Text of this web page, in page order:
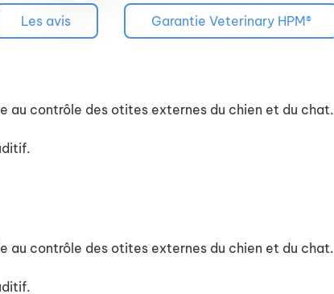
Les avis Garantie Veterinary HPM®
contrôle des otites externes du chien et du chat.
contrôle des otites externes du chien et du chat.